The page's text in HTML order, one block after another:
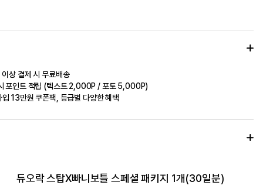
상 결제 시 무료배송
포인트 적립 (텍스트 2,000P / 포토 5,000P)
입 13만원 쿠폰팩, 등급별 다양한 혜택
듀오락 스탑X빠니보틀 스페셜 패키지 1개(30일분)